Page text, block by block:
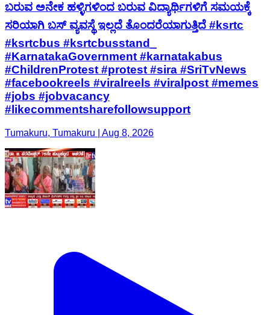
ಬರುವ ಅನೇಕ ಹಳ್ಳಿಗಳಿಂದ ಬರುವ ವಿದ್ಯಾರ್ಥಿಗಳಿಗೆ ಸಮಯಕ್ಕೆ
ಸರಿಯಾಗಿ ಬಸ್ ವ್ಯವಸ್ಥೆ ಇಲ್ಲದೆ ತೊಂದರೆಯಾಗುತ್ತಿದೆ #ksrtc
#ksrtcbus #ksrtcbusstand_
#KarnatakaGovernment #karnatakabus
#ChildrenProtest #protest #sira #SriTvNews
#facebookreels #viralreels #viralpost #memes
#jobs #jobvacancy
#likecommentsharefollowsupport
Tumakuru, Tumakuru | Aug 8, 2026